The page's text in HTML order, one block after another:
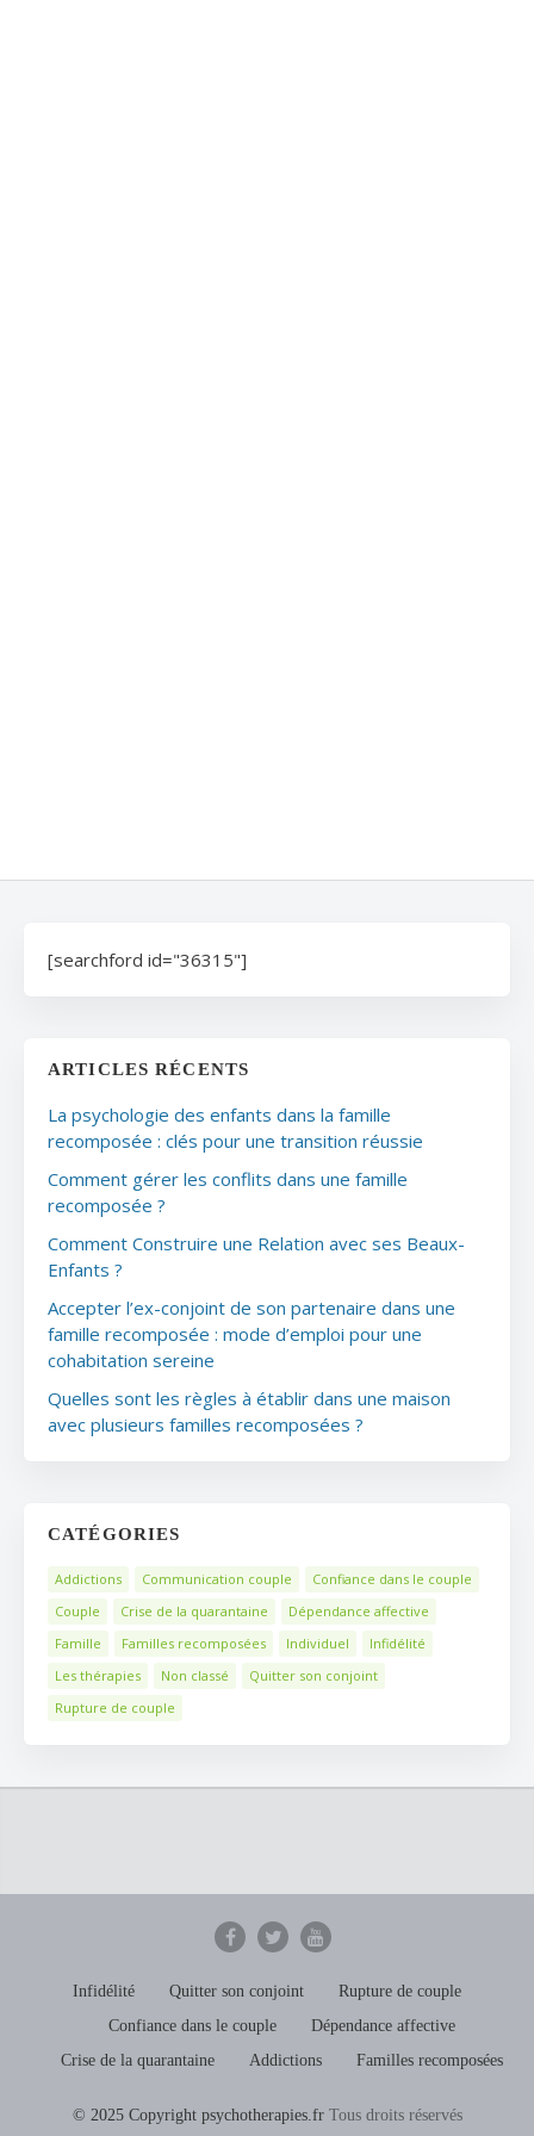
[searchford id="36315"]
ARTICLES RÉCENTS
La psychologie des enfants dans la famille
recomposée : clés pour une transition réussie
Comment gérer les conflits dans une famille
recomposée ?
Comment Construire une Relation avec ses Beaux-
Enfants ?
Accepter l’ex-conjoint de son partenaire dans une
famille recomposée : mode d’emploi pour une
cohabitation sereine
Quelles sont les règles à établir dans une maison
avec plusieurs familles recomposées ?
CATÉGORIES
Addictions Communication couple
Confiance dans le couple
Couple
Crise de la quarantaine
Dépendance affective
Famille
Familles recomposées Individuel
Infidélité
Les thérapies
Non classé
Quitter son conjoint
Rupture de couple
Infidélité Quitter son conjoint
Rupture de couple
Confiance dans le couple
Dépendance affective
Crise de la quarantaine
Addictions Familles recomposées
© 2025 Copyright psychotherapies.frTous droits réservés